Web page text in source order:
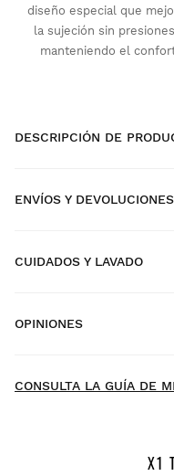
diseño especial que
la sujeción sin
manteniendo el
DESCRIPCIÓN DE
ENVÍOS Y DEVOLUCIONES
Envío a domicilio
CUIDADOS Y LAVADO
OPINIONES
Basado en 28 opiniones
CONSULTA LA GUÍA DE
X1